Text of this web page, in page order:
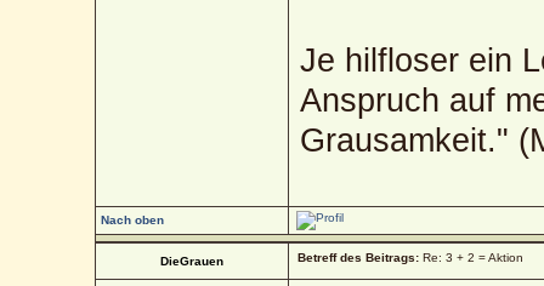
Je hilfloser ein
Anspruch auf
Grausamkeit."
Nach oben
DieGrauen Betreff des Beitrags: Re: 3 + 2 = Aktion